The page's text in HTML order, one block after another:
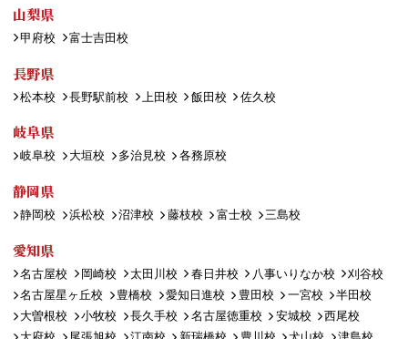
山梨県
甲府校 富士吉田校
長野県
松本校 長野駅前校 上田校 飯田校 佐久校
岐阜県
岐阜校 大垣校 多治見校 各務原校
静岡県
静岡校 浜松校 沼津校 藤枝校 富士校 三島校
愛知県
名古屋校 岡崎校 太田川校 春日井校 八事いりなか校
刈谷校
名古屋星ヶ丘校
豊橋校 愛知日進校 豊田校 一宮校
半田校
大曽根校
小牧校 長久手校 名古屋徳重校 安城校
西尾校